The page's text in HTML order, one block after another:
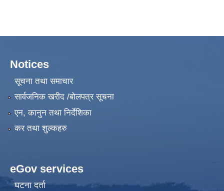
Notices
सूचना तथा समाचार
सार्वजनिक खरीद /बोलपत्र सूचना
एन, कानुन तथा निर्देशिका
कर तथा शुल्कहरु
eGov services
घटना दर्ता